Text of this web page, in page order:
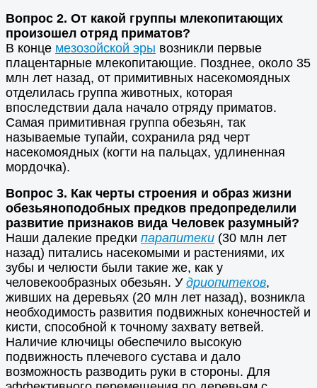
Вопрос 2. От какой группы млекопитающих
произошел отряд приматов?
В конце мезозойской эры возникли первые
плацентарные млекопитающие. Позднее, около 35
млн лет назад, от примитивных насекомоядных
отделилась группа животных, которая
впоследствии дала начало отряду приматов.
Самая примитивная группа обезьян, так
называемые тупайи, сохранила ряд черт
насекомоядных (когти на пальцах, удлиненная
мордочка).
Вопрос 3. Как черты строения и образ жизни
обезьяноподобных предков предопределили
развитие признаков вида Человек разумный?
Наши далекие предки парапитеки (30 млн лет
назад) питались насекомыми и растениями, их
зубы и челюсти были такие же, как у
человекообразных обезьян. У дриопитеков,
живших на деревьях (20 млн лет назад), возникла
необходимость развития подвижных конечностей и
кисти, способной к точному захвату ветвей.
Наличие ключицы обеспечило высокую
подвижность плечевого сустава и дало
возможность разводить руки в стороны. Для